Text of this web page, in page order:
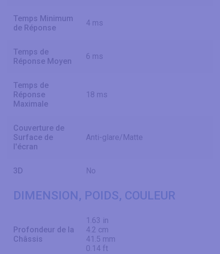
Temps Minimum
de Réponse
4 ms
Temps de
Réponse Moyen
6 ms
Temps de
Réponse
Maximale
18 ms
Couverture de
Surface de
l'écran
Anti-glare/Matte
3D No
DIMENSION, POIDS, COULEUR
Profondeur de la
Châssis
1.63 in
4.2 cm
41.5 mm
0.14 ft